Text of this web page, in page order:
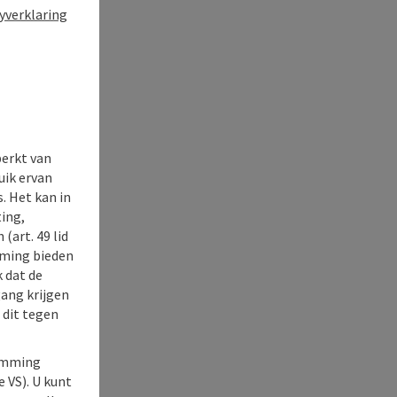
van
ervan
Het kan in
(art. 49 lid
bieden
dat de
krijgen
dit tegen
U kunt